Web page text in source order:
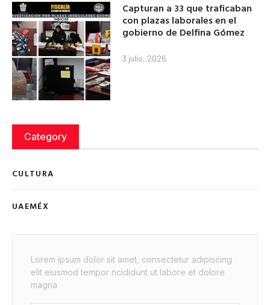
Capturan a 33 que traficaban
con plazas laborales en el
gobierno de Delfina Gómez
3 julio, 2026
Category
CULTURA
UAEMÉX
Lorem ipsum dolor sit amet, consectetur adipiscing
elit eiusmod tempor ncididunt ut labore et dolore
magna